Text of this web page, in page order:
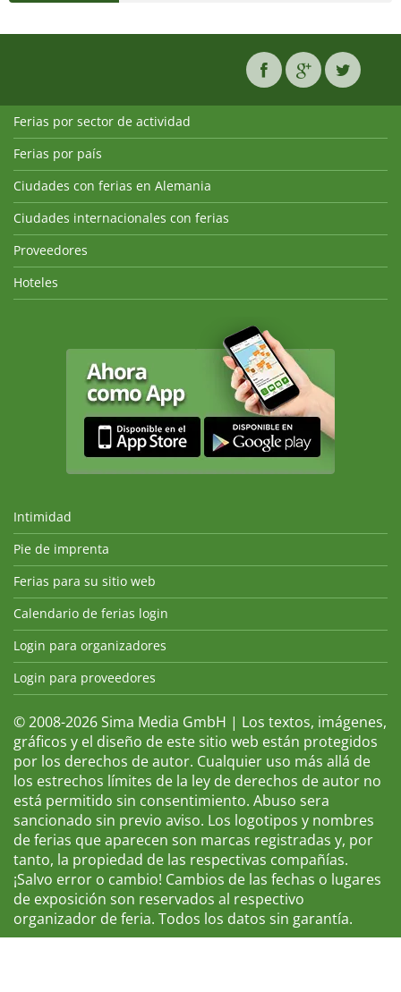
Ferias por sector de actividad
Ferias por país
Ciudades con ferias en Alemania
Ciudades internacionales con ferias
Proveedores
Hoteles
Intimidad
Pie de imprenta
Ferias para su sitio web
Calendario de ferias login
Login para organizadores
Login para proveedores
© 2008-2026 Sima Media GmbH | Los textos, imágenes,
gráficos y el diseño de este sitio web están protegidos
por los derechos de autor. Cualquier uso más allá de
los estrechos límites de la ley de derechos de autor no
está permitido sin consentimiento. Abuso sera
sancionado sin previo aviso. Los logotipos y nombres
de ferias que aparecen son marcas registradas y, por
tanto, la propiedad de las respectivas compañías.
¡Salvo error o cambio! Cambios de las fechas o lugares
de exposición son reservados al respectivo
organizador de feria. Todos los datos sin garantía.